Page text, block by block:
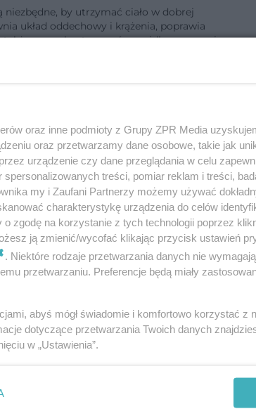
niezbędne, by utrzymać ciało w dobrej
układ oddechowy i krążenia, poprawia
pozwala utrzymać prawidłową wagę i
lekarskiej. Redakcja serwisu dokłada wszelkich
nie ponoszą odpowiedzialności wynikającej z
rozumieniu art. 3 ust 1 ustawy o działalności leczniczej.
oraz inne podmioty z Grupy ZPR Media
oraz przetwarzamy dane osobowe, takie jak
urządzenie czy dane przeglądania w celu
treści, pomiar reklam i treści,
my i Zaufani Partnerzy możemy używać
charakterystykę urządzenia do celów
zgodę na korzystanie z tych technologii poprzez
ją zmienić/wycofać klikając przycisk ustawień
. Niektóre rodzaje przetwarzania danych nie
przetwarzaniu. Preferencje będą miały
abyś mógł świadomie i komfortowo korzystać z
dotyczące przetwarzania Twoich danych
w „Ustawienia”.